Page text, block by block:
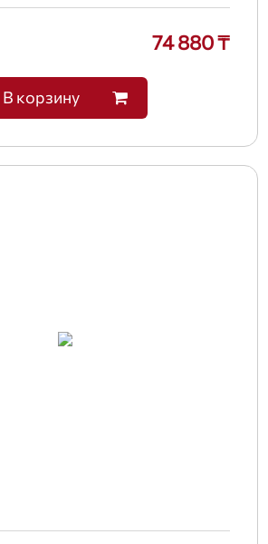
74 880 ₸
В корзину